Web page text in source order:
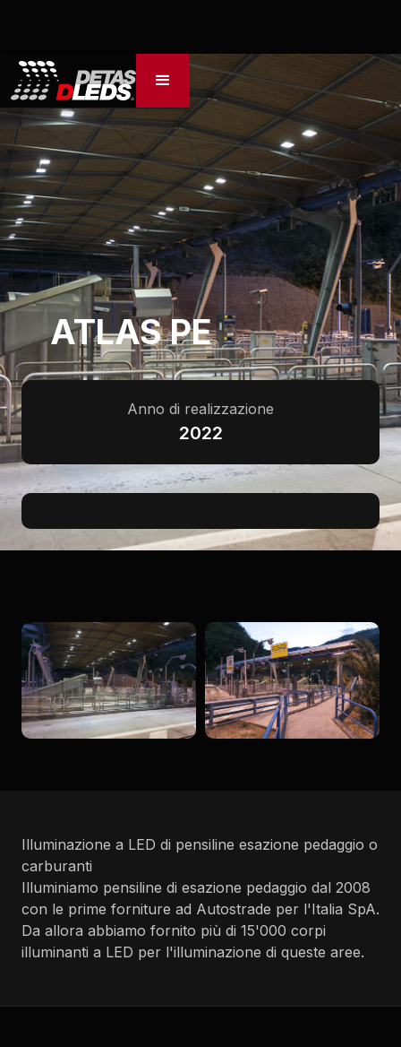
ATLAS PE
Anno di realizzazione
2022
Illuminazione a LED di pensiline esazione pedaggio o
carburanti
Illuminiamo pensiline di esazione pedaggio dal 2008
con le prime forniture ad Autostrade per l'Italia SpA.
Da allora abbiamo fornito più di 15'000 corpi
illuminanti a LED per l'illuminazione di queste aree.